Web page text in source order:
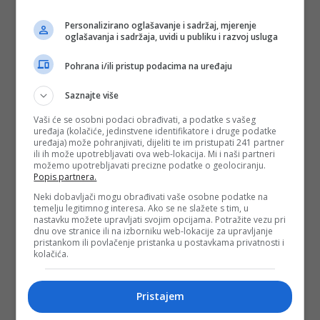
Personalizirano oglašavanje i sadržaj, mjerenje
oglašavanja i sadržaja, uvidi u publiku i razvoj usluga
Pohrana i/ili pristup podacima na uređaju
Saznajte više
Vaši će se osobni podaci obrađivati, a podatke s vašeg
uređaja (kolačiće, jedinstvene identifikatore i druge podatke
uređaja) može pohranjivati, dijeliti te im pristupati 241 partner
ili ih može upotrebljavati ova web-lokacija. Mi i naši partneri
možemo upotrebljavati precizne podatke o geolociranju.
Popis partnera.
Neki dobavljači mogu obrađivati vaše osobne podatke na
temelju legitimnog interesa. Ako se ne slažete s tim, u
nastavku možete upravljati svojim opcijama. Potražite vezu pri
dnu ove stranice ili na izborniku web-lokacije za upravljanje
pristankom ili povlačenje pristanka u postavkama privatnosti i
kolačića.
Pristajem